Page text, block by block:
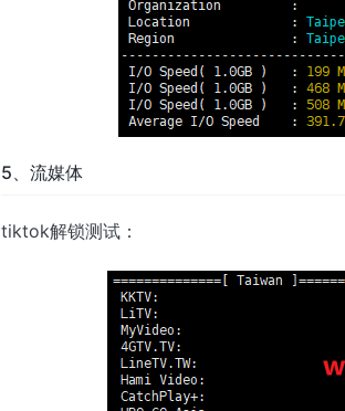
5、流媒体
tiktok解锁测试：